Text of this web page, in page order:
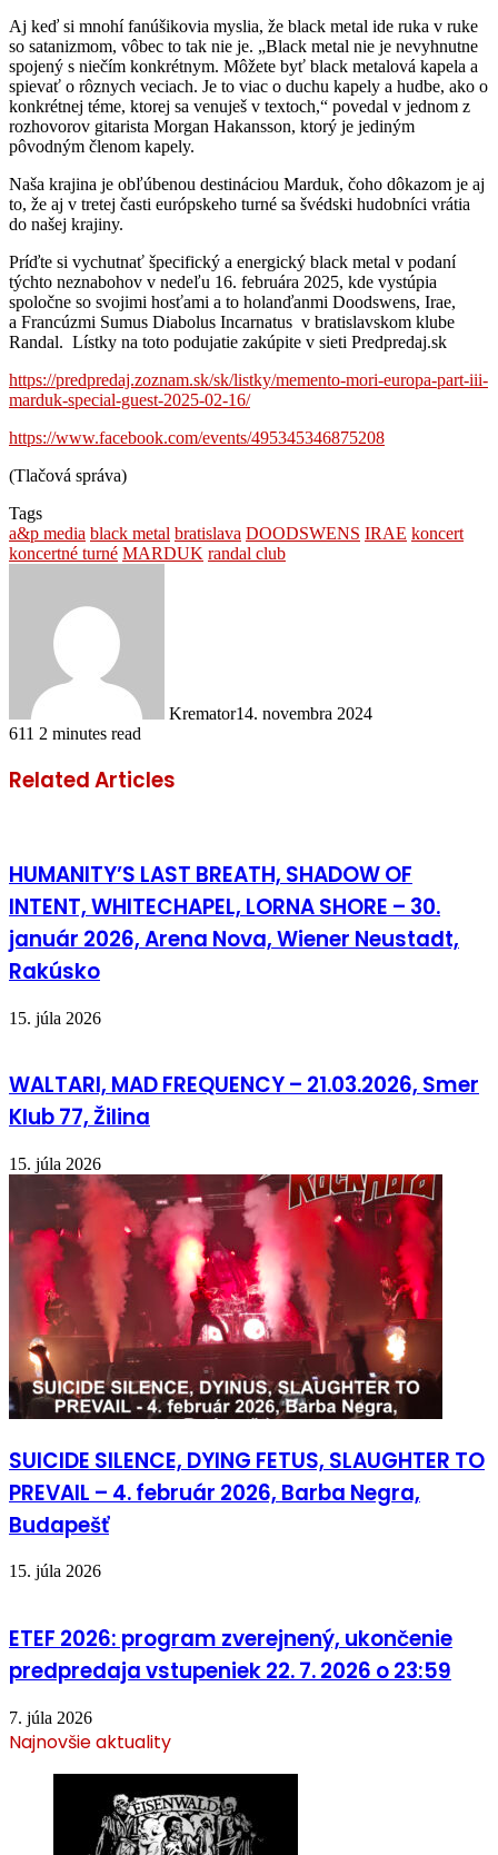
Aj keď si mnohí fanúšikovia myslia, že black metal ide ruka v ruke
so satanizmom, vôbec to tak nie je. „Black metal nie je nevyhnutne
spojený s niečím konkrétnym. Môžete byť black metalová kapela a
spievať o rôznych veciach. Je to viac o duchu kapely a hudbe, ako o
konkrétnej téme, ktorej sa venuješ v textoch,“ povedal v jednom z
rozhovorov gitarista Morgan Hakansson, ktorý je jediným
pôvodným členom kapely.
Naša krajina je obľúbenou destináciou Marduk, čoho dôkazom je aj
to, že aj v tretej časti európskeho turné sa švédski hudobníci vrátia
do našej krajiny.
Príďte si vychutnať špecifický a energický black metal v podaní
týchto neznabohov v nedeľu 16. februára 2025, kde vystúpia
spoločne so svojimi hosťami a to holanďanmi Doodswens, Irae,
a Francúzmi Sumus Diabolus Incarnatus v bratislavskom klube
Randal. Lístky na toto podujatie zakúpite v sieti Predpredaj.sk
https://predpredaj.zoznam.sk/sk/listky/memento-mori-europa-part-iii-
marduk-special-guest-2025-02-16/
https://www.facebook.com/events/495345346875208
(Tlačová správa)
Tags
a&p media black metal bratislava DOODSWENS IRAE koncert
koncertné turné MARDUK randal club
Kremator14. novembra 2024
611 2 minutes read
Related Articles
HUMANITY’S LAST BREATH, SHADOW OF
INTENT, WHITECHAPEL, LORNA SHORE – 30.
január 2026, Arena Nova, Wiener Neustadt,
Rakúsko
15. júla 2026
WALTARI, MAD FREQUENCY – 21.03.2026, Smer
Klub 77, Žilina
15. júla 2026
SUICIDE SILENCE, DYING FETUS, SLAUGHTER TO
PREVAIL – 4. február 2026, Barba Negra,
Budapešť
15. júla 2026
ETEF 2026: program zverejnený, ukončenie
predpredaja vstupeniek 22. 7. 2026 o 23:59
7. júla 2026
Najnovšie aktuality